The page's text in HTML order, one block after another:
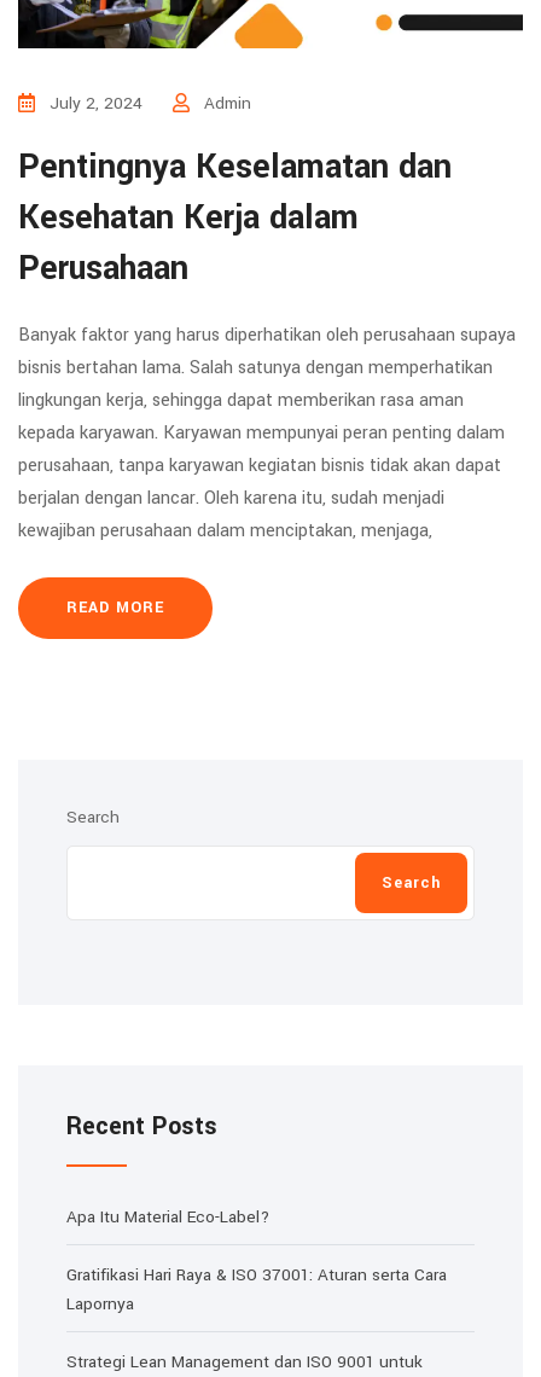
July 2, 2024 Admin
Pentingnya Keselamatan dan
Kesehatan Kerja dalam
Perusahaan
Banyak faktor yang harus diperhatikan oleh perusahaan supaya
bisnis bertahan lama. Salah satunya dengan memperhatikan
lingkungan kerja, sehingga dapat memberikan rasa aman
kepada karyawan. Karyawan mempunyai peran penting dalam
perusahaan, tanpa karyawan kegiatan bisnis tidak akan dapat
berjalan dengan lancar. Oleh karena itu, sudah menjadi
kewajiban perusahaan dalam menciptakan, menjaga,
READ MORE
Search
Search
Recent Posts
Apa Itu Material Eco-Label?
Gratifikasi Hari Raya & ISO 37001: Aturan serta Cara
Lapornya
Strategi Lean Management dan ISO 9001 untuk